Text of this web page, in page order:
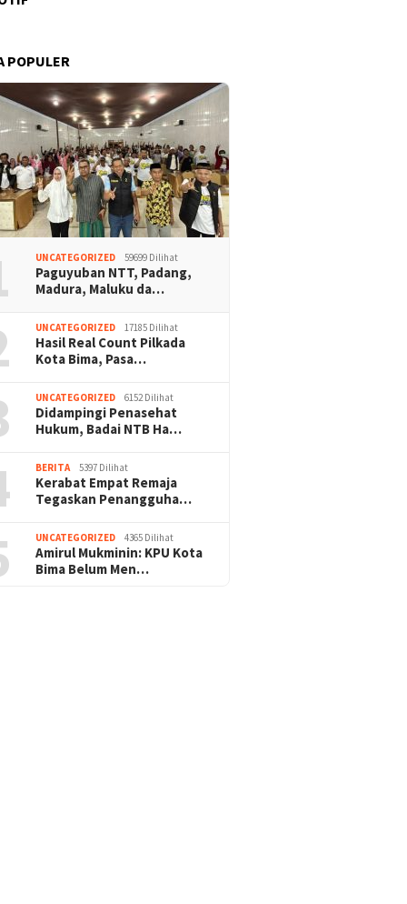
POPULER
UNCATEGORIZED 59699 Dilihat
Paguyuban NTT, Padang,
Madura, Maluku da…
UNCATEGORIZED 17185 Dilihat
Hasil Real Count Pilkada
Kota Bima, Pasa…
UNCATEGORIZED 6152 Dilihat
Didampingi Penasehat
Hukum, Badai NTB Ha…
BERITA 5397 Dilihat
Kerabat Empat Remaja
Tegaskan Penangguha…
UNCATEGORIZED 4365 Dilihat
Amirul Mukminin: KPU Kota
Bima Belum Men…